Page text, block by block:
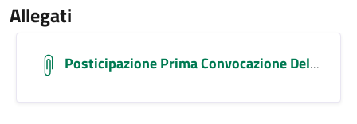
Allegati
Posticipazione Prima Convocazione Delle Assemblee Generali Dei Comitati Di Quartiere – Scalo – Novembre 2025